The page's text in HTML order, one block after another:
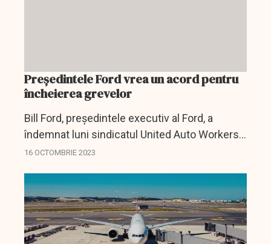
Președintele Ford vrea un acord pentru
încheierea grevelor
Bill Ford, președintele executiv al Ford, a
îndemnat luni sindicatul United Auto Workers
(UAW) să pună capăt grevei care durează deja
acord de...
16 OCTOMBRIE 2023